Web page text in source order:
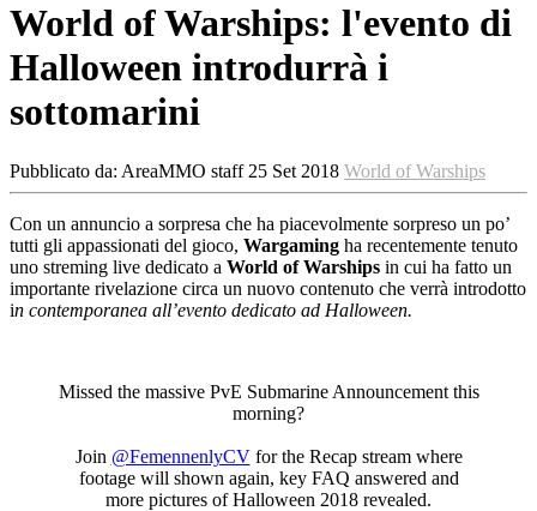
World of Warships: l'evento di
Halloween introdurrà i
sottomarini
Pubblicato da: AreaMMO staff 25 Set 2018 World of Warships
Con un annuncio a sorpresa che ha piacevolmente sorpreso un po’
tutti gli appassionati del gioco, Wargaming ha recentemente tenuto
uno streming live dedicato a World of Warships in cui ha fatto un
importante rivelazione circa un nuovo contenuto che verrà introdotto
in contemporanea all’evento dedicato ad Halloween.
Missed the massive PvE Submarine Announcement this
morning?
Join @FemennenlyCVfor the Recap stream where
footage will shown again, key FAQ answered and
more pictures of Halloween 2018 revealed.